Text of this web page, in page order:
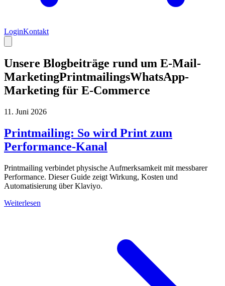
LoginKontakt
Unsere Blogbeiträge rund um E-Mail-
MarketingPrintmailingsWhatsApp-
Marketing für E-Commerce
11. Juni 2026
Printmailing: So wird Print zum
Performance-Kanal
Printmailing verbindet physische Aufmerksamkeit mit messbarer
Performance. Dieser Guide zeigt Wirkung, Kosten und
Automatisierung über Klaviyo.
Weiterlesen